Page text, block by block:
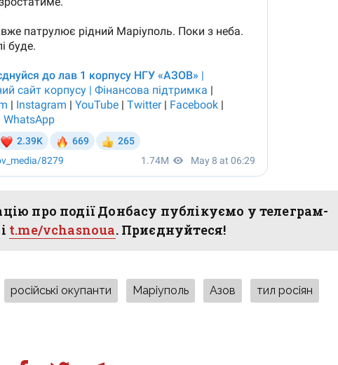
про події Донбасу публікуємо у телеграм-
t.me/vchasnoua. Приєднуйтеся!
російські окупанти Маріуполь Азов тил росіян